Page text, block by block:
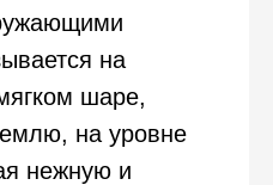
на
шаре,
на уровне
нежную и